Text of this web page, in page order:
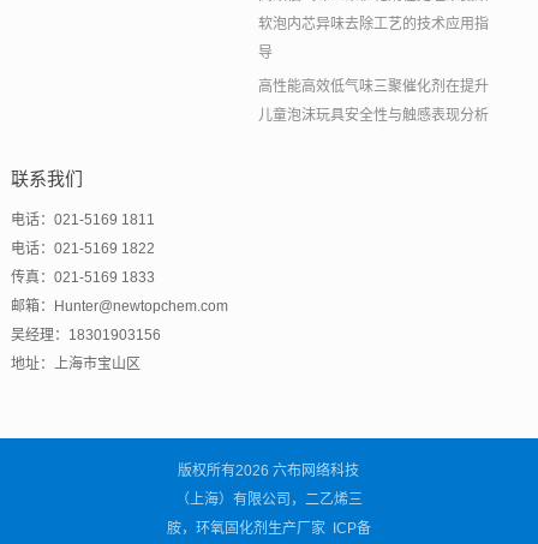
软泡内芯异味去除工艺的技术应用指
导
高性能高效低气味三聚催化剂在提升
儿童泡沫玩具安全性与触感表现分析
联系我们
电话：021-5169 1811
电话：021-5169 1822
传真：021-5169 1833
邮箱：Hunter@newtopchem.com
吴经理：18301903156
地址：上海市宝山区
版权所有2026 六布网络科技
（上海）有限公司，二乙烯三
胺，环氧固化剂生产厂家 ICP备